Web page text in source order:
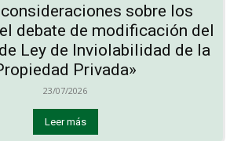
sobre los
debate de modificación del
Ley de Inviolabilidad de la
Privada»
23/07/2026
Leer más